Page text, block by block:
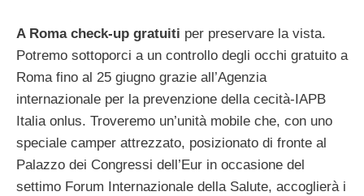
A Roma check-up gratuiti per preservare la vista.
Potremo sottoporci a un controllo degli occhi gratuito a
Roma fino al 25 giugno grazie all’Agenzia
internazionale per la prevenzione della cecità-IAPB
Italia onlus. Troveremo un’unità mobile che, con uno
speciale camper attrezzato, posizionato di fronte al
Palazzo dei Congressi dell’Eur in occasione del
settimo Forum Internazionale della Salute, accoglierà i